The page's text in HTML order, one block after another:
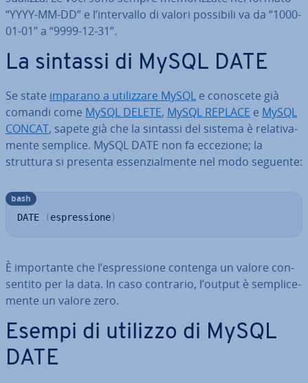
“YYYY-MM-DD” e l’in­ter­val­lo di valori possibili va da “1000-
01-01” a “9999-12-31”.
La sintassi di MySQL DATE
Se state imparano a uti­liz­za­re MySQL e conoscete già
comandi come MySQL DELETE, MySQL REPLACE e MySQL
CONCAT, sapete già che la sintassi del sistema è re­la­ti­va­
men­te semplice. MySQL DATE non fa eccezione; la
struttura si presenta es­sen­zial­men­te nel modo seguente:
DATE (espressione)
bash
È im­por­tan­te che l’espres­sio­ne contenga un valore con­
sen­ti­to per la data. In caso contrario, l’output è sem­pli­ce­
men­te un valore zero.
Esempi di utilizzo di MySQL
DATE